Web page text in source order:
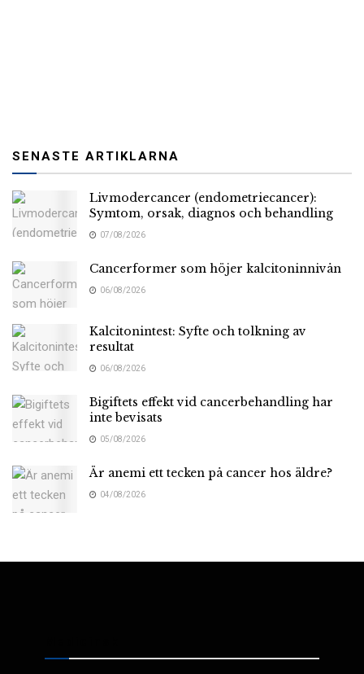
SENASTE ARTIKLARNA
Livmodercancer (endometriecancer):
Symtom, orsak, diagnos och behandling
07/08/2026
Cancerformer som höjer kalcitoninnivån
06/08/2026
Kalcitonintest: Syfte och tolkning av
resultat
06/08/2026
Bigiftets effekt vid cancerbehandling har
inte bevisats
05/08/2026
Är anemi ett tecken på cancer hos äldre?
04/08/2026